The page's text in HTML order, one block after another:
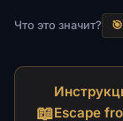
Что это значит? 🎯
📖Escape